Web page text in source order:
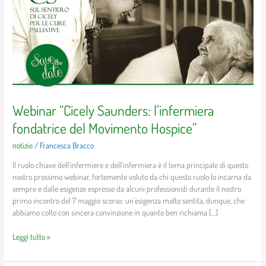
Webinar “Cicely Saunders: l’infermiera
fondatrice del Movimento Hospice”
notizie/ Francesca Bracco
Il ruolo chiave dell’infermiere e dell’infermiera è il tema principale di questo
nostro prossimo webinar, fortemente voluto da chi questo ruolo lo incarna da
sempre e dalle esigenze espresse da alcuni professionisti durante il nostro
primo incontro del 7 maggio scorso: un’esigenza molto sentita, dunque, che
abbiamo colto con sincera convinzione in quanto ben richiama […]
l’infermiera
fondatrice
del
Movimento
Hospice”
Leggi tutto »